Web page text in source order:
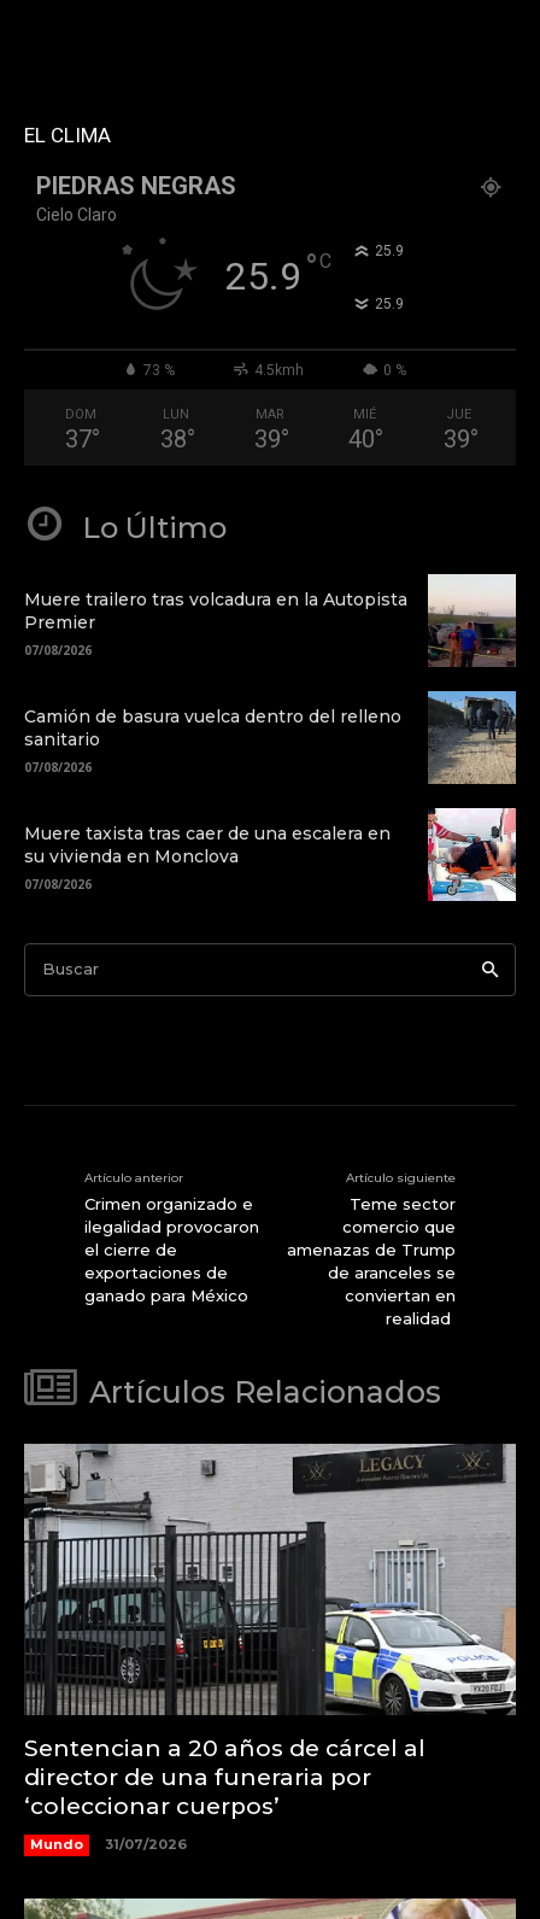
EL CLIMA
PIEDRAS NEGRAS
Cielo Claro
25.9 °C 25.9
25.9
73 % 4.5kmh 0 %
DOM
37°
LUN
38°
MAR
39°
MIÉ
40°
JUE
39°
Lo Último
Muere trailero tras volcadura en la Autopista
Premier
07/08/2026
Camión de basura vuelca dentro del relleno
sanitario
07/08/2026
Muere taxista tras caer de una escalera en
su vivienda en Monclova
07/08/2026
Buscar
Artículo anterior
Crimen organizado e
ilegalidad provocaron
el cierre de
exportaciones de
ganado para México
Artículo siguiente
Teme sector
comercio que
amenazas de Trump
de aranceles se
conviertan en
realidad
Artículos Relacionados
Sentencian a 20 años de cárcel al
director de una funeraria por
‘coleccionar cuerpos’
Mundo 31/07/2026